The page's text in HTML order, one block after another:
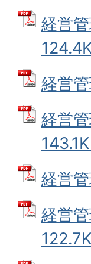
経営
経営
経営
経営
経営